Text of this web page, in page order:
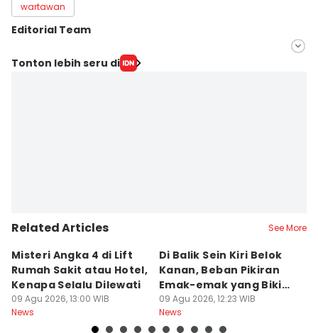
wartawan
Editorial Team
Editor
Tonton lebih seru di
Related Articles See More
Misteri Angka 4 di Lift
Rumah Sakit atau Hotel,
Kenapa Selalu Dilewati
09 Agu 2026, 13:00 WIB
News
Di Balik Sein Kiri Belok
Kanan, Beban Pikiran
Emak-emak yang Bikin
Gagal fokus di Jalan
09 Agu 2026, 12:23 WIB
News